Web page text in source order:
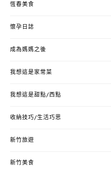
恆春美食
懷孕日誌
成為媽媽之後
我想這是家常菜
我想這是甜點/西點
收納技巧/生活巧思
新竹旅遊
新竹美食